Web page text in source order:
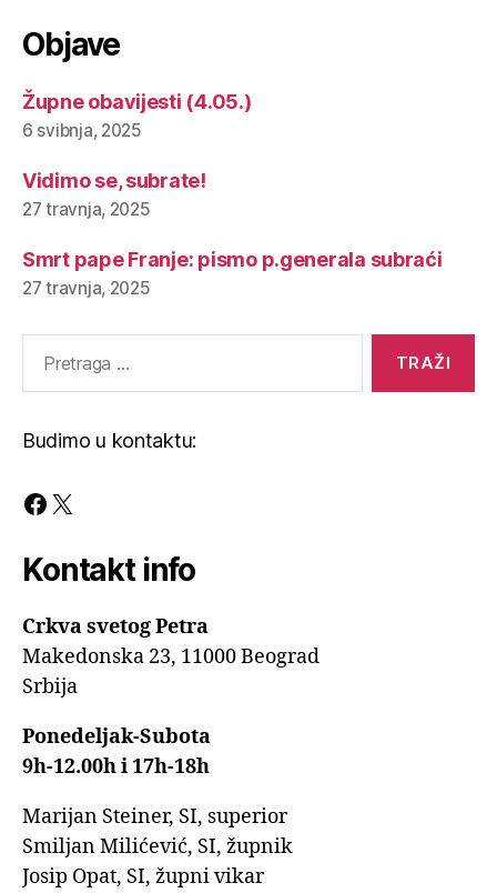
Objave
Župne obavijesti (4.05.)
6 svibnja, 2025
Vidimo se, subrate!
27 travnja, 2025
Smrt pape Franje: pismo p.generala subraći
27 travnja, 2025
Budimo u kontaktu:
Facebook
X
Kontakt info
Crkva svetog Petra
Makedonska 23, 11000 Beograd
Srbija
Ponedeljak-Subota
9h-12.00h i 17h-18h
Marijan Steiner, SI, superior
Smiljan Milićević, SI, župnik
Josip Opat, SI, župni vikar